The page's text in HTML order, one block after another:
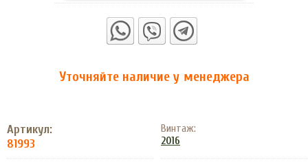
Уточняйте наличие у менеджера
Артикул:
81993
Винтаж:
2016